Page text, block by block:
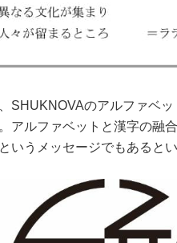
SHUKNOVAのアルファベ
アルファベットと漢字の融
いうメッセージでもあるとい